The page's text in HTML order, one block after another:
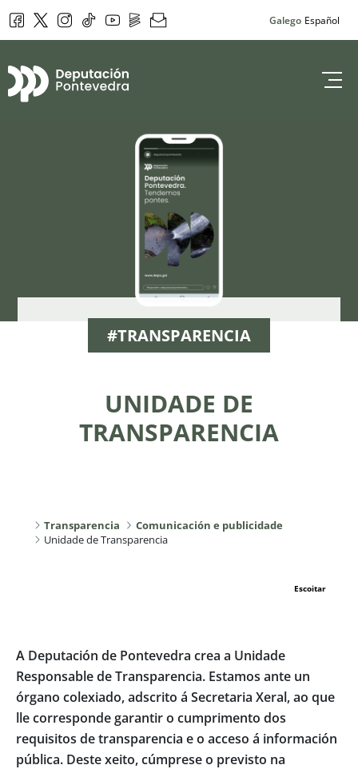
Facebook
Twitter
Instagram
Tik TokYouTube
DepoPlayNewsletter Galego Español
Deputación de
#TRANSPARENCIA
UNIDADE DE
TRANSPARENCIA
Transparencia
Comunicación e publicidade
Unidade de Transparencia
Escoitar
A Deputación de Pontevedra crea a Unidade
Responsable de Transparencia. Estamos ante un
órgano colexiado, adscrito á Secretaria Xeral, ao que
lle corresponde garantir o cumprimento dos
requisitos de transparencia e o acceso á información
pública. Deste xeito, cúmprese o previsto na